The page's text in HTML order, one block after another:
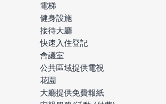
電梯
健身設施
接待大廳
快速入住登記
會議室
公共區域提供電視
花園
大廳提供免費報紙